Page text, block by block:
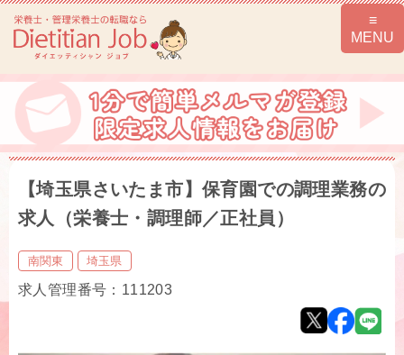
【埼玉県さいたま市】保育園での調理業務の
求人（栄養士・調理師／正社員）
南関東 埼玉県
求人管理番号：111203